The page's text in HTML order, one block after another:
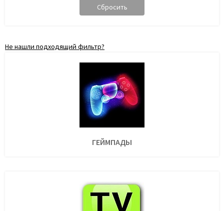
Не нашли подходящий фильтр?
ГЕЙМПАДЫ